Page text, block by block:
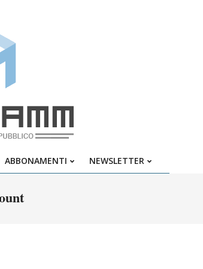
ABBONAMENTI NEWSLETTER